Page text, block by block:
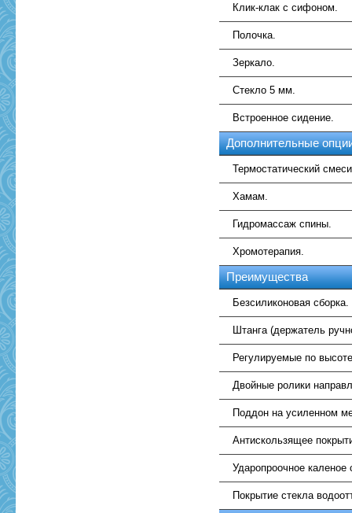
Клик-клак с сифоном.
Полочка.
Зеркало.
Стекло 5 мм.
Встроенное сидение.
Дополнительные
Термостатический
Хамам.
Гидромассаж спины.
Хромотерапия.
Преимущества
Безсиликоновая сборка.
Штанга (держатель
Регулируемые по
Двойные ролики
Поддон на усиленном
Антискользящее
Ударопроочное каленое
Покрытие стекла